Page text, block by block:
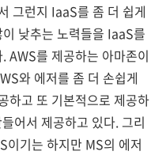
그런지 IaaS를 좀 더 쉽게
낮추는 노력들을 IaaS를
AWS를 제공하는 아마존이
와 에저를 좀 더 손쉽게
하고 또 기본적으로 제공하
어서 제공하고 있다. 그리
이기는 하지만 MS의 에저